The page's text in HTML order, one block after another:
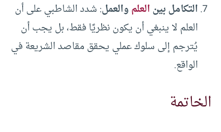
التكامل بينالعلموالعمل: شدد الشاطبي على أن
العلم لا ينبغي أن يكون نظريًا فقط، بل يجب أن
يُترجم إلى سلوك عملي يحقق مقاصد الشريعة في
الواقع.
الخاتمة